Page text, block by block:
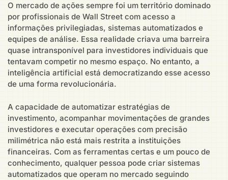
O mercado de ações sempre foi um território dominado
por profissionais de Wall Street com acesso a
informações privilegiadas, sistemas automatizados e
equipes de análise. Essa realidade criava uma barreira
quase intransponível para investidores individuais que
tentavam competir no mesmo espaço. No entanto, a
inteligência artificial está democratizando esse acesso
de uma forma revolucionária.
A capacidade de automatizar estratégias de
investimento, acompanhar movimentações de grandes
investidores e executar operações com precisão
milimétrica não está mais restrita a instituições
financeiras. Com as ferramentas certas e um pouco de
conhecimento, qualquer pessoa pode criar sistemas
automatizados que operam no mercado seguindo